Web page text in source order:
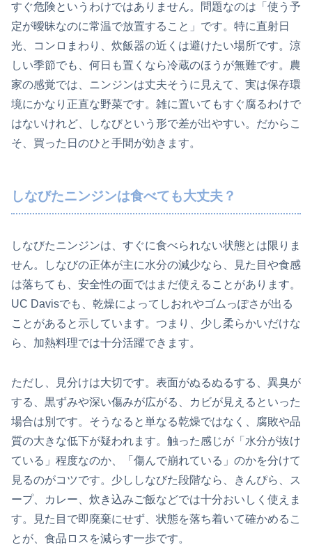
すぐ危険というわけではありません。問題なのは「使う予
定が曖昧なのに常温で放置すること」です。特に直射日
光、コンロまわり、炊飯器の近くは避けたい場所です。涼
しい季節でも、何日も置くなら冷蔵のほうが無難です。農
家の感覚では、ニンジンは丈夫そうに見えて、実は保存環
境にかなり正直な野菜です。雑に置いてもすぐ腐るわけで
はないけれど、しなびという形で差が出やすい。だからこ
そ、買った日のひと手間が効きます。
しなびたニンジンは食べても大丈夫？
しなびたニンジンは、すぐに食べられない状態とは限りま
せん。しなびの正体が主に水分の減少なら、見た目や食感
は落ちても、安全性の面ではまだ使えることがあります。
UC Davisでも、乾燥によってしおれやゴムっぽさが出る
ことがあると示しています。つまり、少し柔らかいだけな
ら、加熱料理では十分活躍できます。
ただし、見分けは大切です。表面がぬるぬるする、異臭が
する、黒ずみや深い傷みが広がる、カビが見えるといった
場合は別です。そうなると単なる乾燥ではなく、腐敗や品
質の大きな低下が疑われます。触った感じが「水分が抜け
ている」程度なのか、「傷んで崩れている」のかを分けて
見るのがコツです。少ししなびた段階なら、きんぴら、ス
ープ、カレー、炊き込みご飯などでは十分おいしく使えま
す。見た目で即廃棄にせず、状態を落ち着いて確かめるこ
とが、食品ロスを減らす一歩です。